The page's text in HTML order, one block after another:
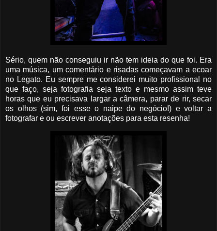
Sério, quem não conseguiu ir não tem ideia do que foi. Era
uma música, um comentário e risadas começavam a ecoar
no Legato. Eu sempre me considerei muito profissional no
que faço, seja fotografia seja texto e mesmo assim teve
horas que eu precisava largar a câmera, parar de rir, secar
os olhos (sim, foi esse o naipe do negócio!) e voltar a
fotografar e ou escrever anotações para esta resenha!